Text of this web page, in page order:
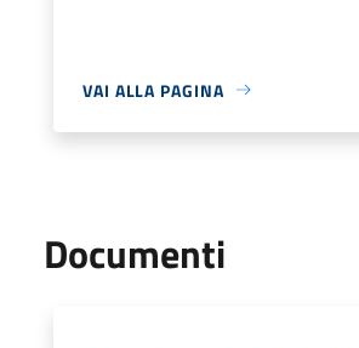
VAI ALLA PAGINA
Documenti